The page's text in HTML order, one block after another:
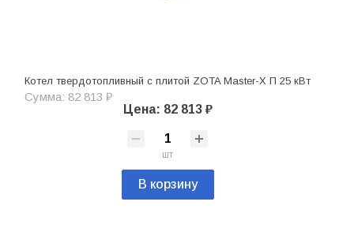
Котел твердотопливный с плитой ZOTA Master-X П 25 кВт
Сумма: 82 813 ₽
Цена: 82 813 ₽
шт
В корзину